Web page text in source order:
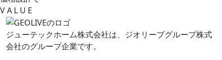
VA L U E
ジューテックホーム株式会社は、 ジオリーブグループ株式
会社のグループ企業です。